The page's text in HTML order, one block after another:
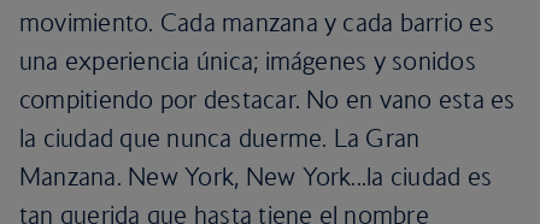
movimiento. Cada manzana y cada barrio es
una experiencia única; imágenes y sonidos
compitiendo por destacar. No en vano esta es
la ciudad que nunca duerme. La Gran
Manzana. New York, New York...la ciudad es
tan querida que hasta tiene el nombre